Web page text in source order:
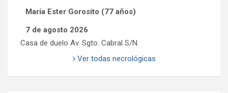
María Ester Gorosito (77 años)
7 de agosto 2026
Casa de duelo Av. Sgto. Cabral S/N
Ver todas necrológicas